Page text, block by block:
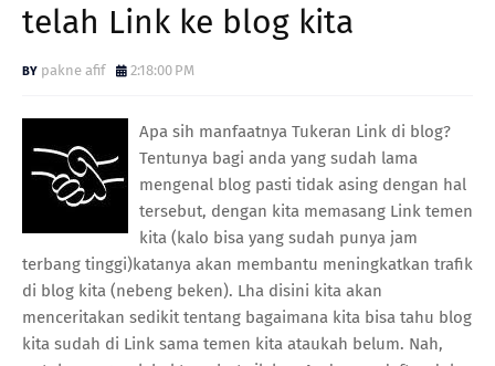
telah Link ke blog kita
pakne afif 2:18:00 PM
Apa sih manfaatnya Tukeran Link di blog?
Tentunya bagi anda yang sudah lama
mengenal blog pasti tidak asing dengan hal
tersebut, dengan kita memasang Link temen
kita (kalo bisa yang sudah punya jam
terbang tinggi)katanya akan membantu meningkatkan trafik
di blog kita (nebeng beken). Lha disini kita akan
menceritakan sedikit tentang bagaimana kita bisa tahu blog
kita sudah di Link sama temen kita ataukah belum. Nah,